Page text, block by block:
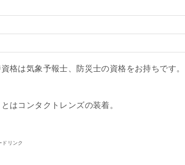
格は気象予報士、防災士の資格をお持ちです。
はコンタクトレンズの装着。
ドリンク